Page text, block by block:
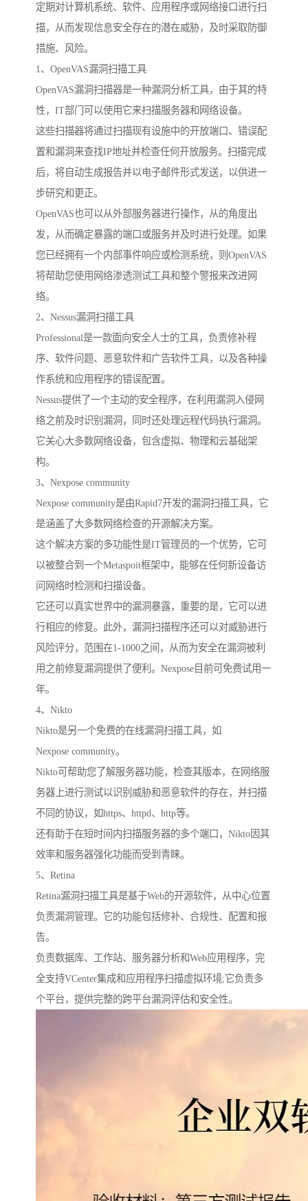
定期对计算机系统、软件、应用程序或网络接口进行扫
描，从而发现信息安全存在的潜在威胁，及时采取防御
措施、风险。
1、OpenVAS漏洞扫描工具
OpenVAS漏洞扫描器是一种漏洞分析工具，由于其的特
性，IT部门可以使用它来扫描服务器和网络设备。
这些扫描器将通过扫描现有设施中的开放端口、错误配
置和漏洞来查找IP地址并检查任何开放服务。扫描完成
后，将自动生成报告并以电子邮件形式发送，以供进一
步研究和更正。
OpenVAS也可以从外部服务器进行操作，从的角度出
发，从而确定暴露的端口或服务并及时进行处理。如果
您已经拥有一个内部事件响应或检测系统，则OpenVAS
将帮助您使用网络渗透测试工具和整个警报来改进网
络。
2、Nessus漏洞扫描工具
Professional是一款面向安全人士的工具，负责修补程
序、软件问题、恶意软件和广告软件工具，以及各种操
作系统和应用程序的错误配置。
Nessus提供了一个主动的安全程序，在利用漏洞入侵网
络之前及时识别漏洞，同时还处理远程代码执行漏洞。
它关心大多数网络设备，包含虚拟、物理和云基础架
构。
3、Nexpose community
Nexpose community是由Rapid7开发的漏洞扫描工具，它
是涵盖了大多数网络检查的开源解决方案。
这个解决方案的多功能性是IT管理员的一个优势，它可
以被整合到一个Metaspoit框架中，能够在任何新设备访
问网络时检测和扫描设备。
它还可以真实世界中的漏洞暴露，重要的是，它可以进
行相应的修复。此外，漏洞扫描程序还可以对威胁进行
风险评分，范围在1-1000之间，从而为安全在漏洞被利
用之前修复漏洞提供了便利。Nexpose目前可免费试用一
年。
4、Nikto
Nikto是另一个免费的在线漏洞扫描工具，如
Nexpose community。
Nikto可帮助您了解服务器功能，检查其版本，在网络服
务器上进行测试以识别威胁和恶意软件的存在，并扫描
不同的协议，如https、httpd、http等。
还有助于在短时间内扫描服务器的多个端口，Nikto因其
效率和服务器强化功能而受到青睐。
5、Retina
Retina漏洞扫描工具是基于Web的开源软件，从中心位置
负责漏洞管理。它的功能包括修补、合规性、配置和报
告。
负责数据库、工作站、服务器分析和Web应用程序，完
全支持VCenter集成和应用程序扫描虚拟环境;它负责多
个平台，提供完整的跨平台漏洞评估和安全性。